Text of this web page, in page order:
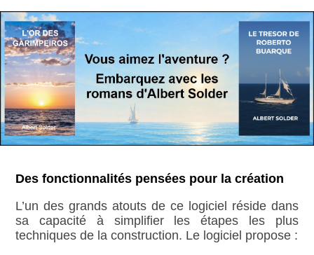
Des fonctionnalités pensées pour la création
L’un des grands atouts de ce logiciel réside dans
sa capacité à simplifier les étapes les plus
techniques de la construction. Le logiciel propose :